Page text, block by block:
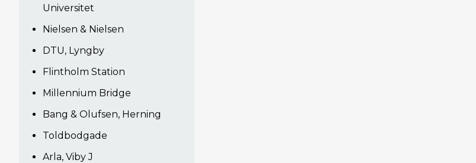
Universitet
Nielsen & Nielsen
DTU, Lyngby
Flintholm Station
Millennium Bridge
Bang & Olufsen, Herning
Toldbodgade
Arla, Viby J